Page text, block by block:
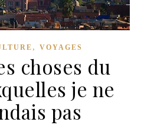
, VOYAGES
choses du
je ne
pas